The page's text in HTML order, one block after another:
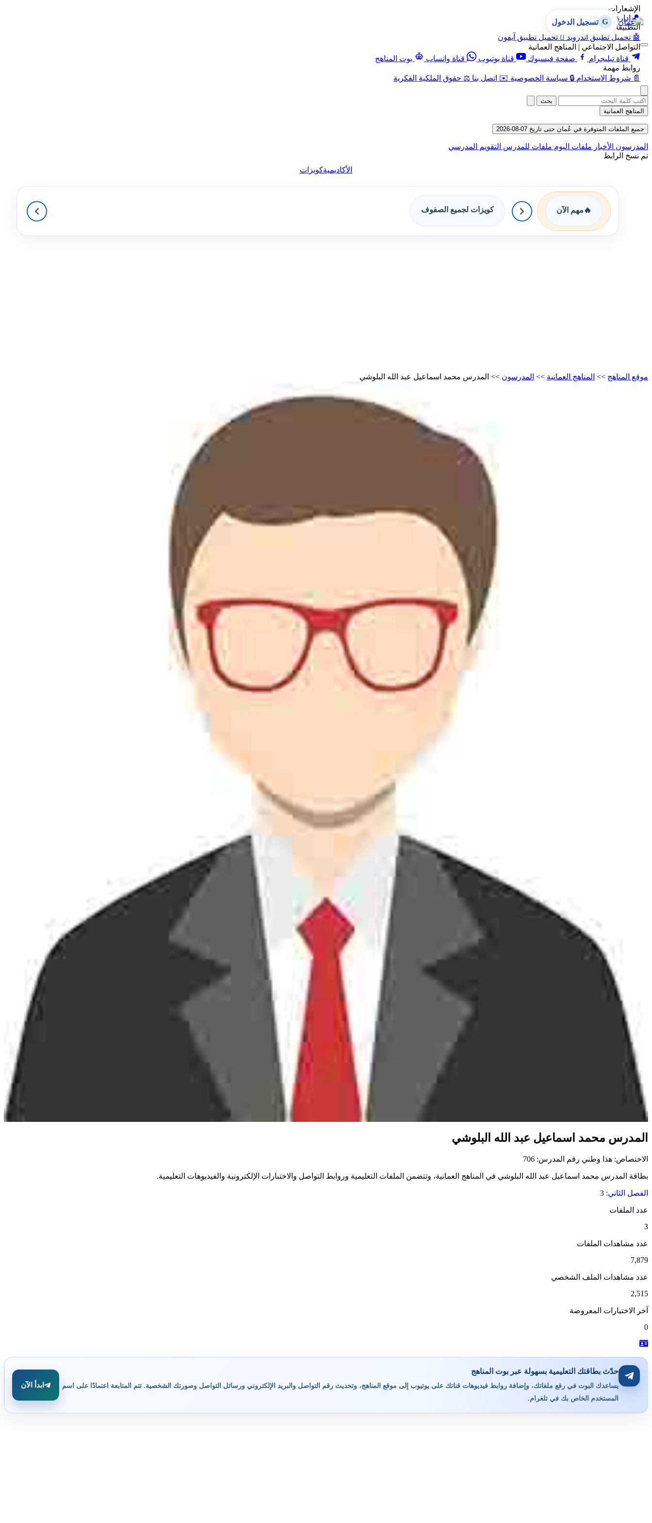
الإشعارات
🔔 إدارة الإشعارات
التطبيقات
🤖 تحميل تطبيق أندرويد  تحميل تطبيق آيفون
التواصل الاجتماعي | المناهج العمانية
قناة تيليجرام
صفحة فيسبوك قناة يوتيوب قناة واتساب
بوت المناهج
روابط مهمة
📄 شروط الاستخدام 🔒 سياسة الخصوصية ✉️ اتصل بنا ⚖️ حقوق الملكية الفكرية
G تسجيل الدخول
بحث
المناهج العمانية
جميع الملفات المتوفرة في عُمان حتى تاريخ 07-08-2026
المدرسون الأخبار ملفات اليوم ملفات للمدرس التقويم المدرسي
تم نسخ الرابط
الأكاديميةكويزات
🔥 مهم الآن كويزات لجميع الصفوف
موقع المناهج >> المناهج العمانية >> المدرسون >> المدرس محمد اسماعيل عبد الله البلوشي
المدرس محمد اسماعيل عبد الله البلوشي
الاختصاص: هذا وطني رقم المدرس: 706
بطاقة المدرس محمد اسماعيل عبد الله البلوشي في المناهج العمانية، وتتضمن الملفات التعليمية وروابط التواصل والاختبارات الإلكترونية والفيديوهات التعليمية.
الفصل الثاني: 3
عدد الملفات
3
عدد مشاهدات الملفات
7,879
عدد مشاهدات الملف الشخصي
2,515
آخر الاختبارات المعروضة
0
حدّث بطاقتك التعليمية بسهولة عبر بوت المناهج
يساعدك البوت في رفع ملفاتك، وإضافة روابط فيديوهات قناتك على يوتيوب إلى موقع المناهج، وتحديث رقم التواصل والبريد الإلكتروني ورسائل التواصل وصورتك الشخصية. تتم المتابعة اعتمادًا على اسم
المستخدم الخاص بك في تلغرام.
ابدأ الآن